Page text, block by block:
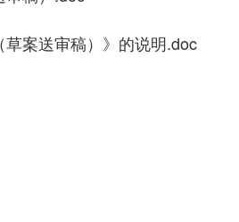
案送审稿）》的说明.doc